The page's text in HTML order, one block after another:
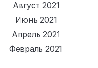
Август 2021
Июнь 2021
Апрель 2021
Февраль 2021